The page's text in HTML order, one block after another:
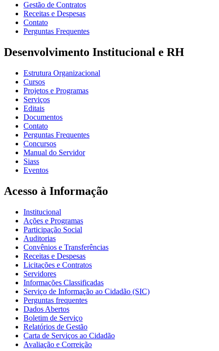
Gestão de Contratos
Receitas e Despesas
Contato
Perguntas Frequentes
Desenvolvimento Institucional e RH
Estrutura Organizacional
Cursos
Projetos e Programas
Serviços
Editais
Documentos
Contato
Perguntas Frequentes
Concursos
Manual do Servidor
Siass
Eventos
Acesso à Informação
Institucional
Ações e Programas
Participação Social
Auditorias
Convênios e Transferências
Receitas e Despesas
Licitações e Contratos
Servidores
Informações Classificadas
Serviço de Informação ao Cidadão (SIC)
Perguntas frequentes
Dados Abertos
Boletim de Serviço
Relatórios de Gestão
Carta de Serviços ao Cidadão
Avaliação e Correição